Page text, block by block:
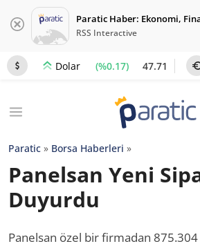
Paratic Haber: Ekonomi,
RSS Interactive
Dolar (%0.17) 47.71
Paratic » Borsa Haberleri »
Panelsan Yeni
Duyurdu
Panelsan özel bir firmadan 875.304